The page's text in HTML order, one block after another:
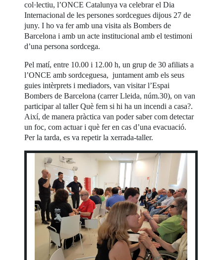
col·lectiu, l’ONCE Catalunya va celebrar el Dia
Internacional de les persones sordcegues dijous 27 de
juny. I ho va fer amb una visita als Bombers de
Barcelona i amb un acte institucional amb el testimoni
d’una persona sordcega.
Pel matí, entre 10.00 i 12.00 h, un grup de 30 afiliats a
l’ONCE amb sordceguesa, juntament amb els seus
guies intèrprets i mediadors, van visitar l’Espai
Bombers de Barcelona (carrer Lleida, núm.30), on van
participar al taller Què fem si hi ha un incendi a casa?.
Així, de manera pràctica van poder saber com detectar
un foc, com actuar i què fer en cas d’una evacuació.
Per la tarda, es va repetir la xerrada-taller.